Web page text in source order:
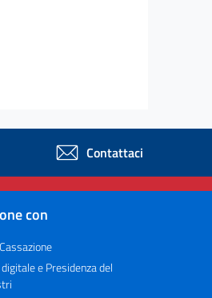
Contattaci
con
e Presidenza del